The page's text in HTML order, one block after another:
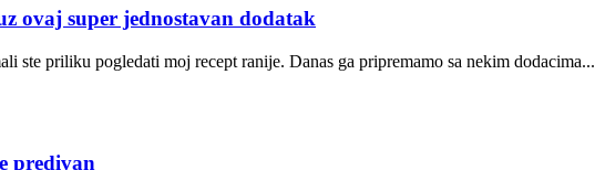
ovaj super jednostavan dodatak
ste priliku pogledati moj recept ranije. Danas ga pripremamo sa nekim dodacima...
predivan